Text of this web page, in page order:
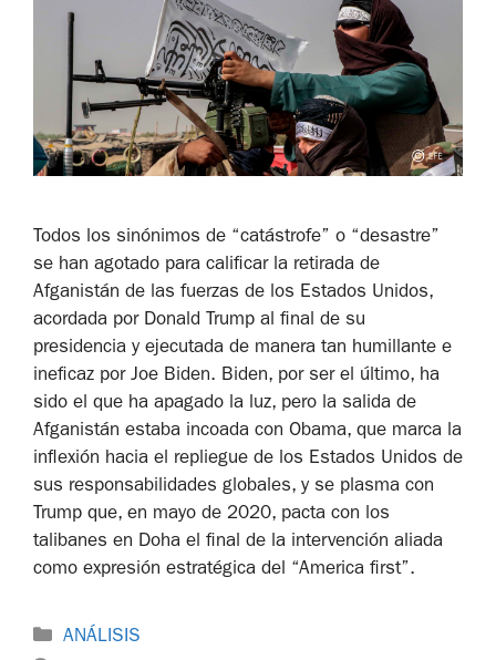
Todos los sinónimos de “catástrofe” o “desastre”
se han agotado para calificar la retirada de
Afganistán de las fuerzas de los Estados Unidos,
acordada por Donald Trump al final de su
presidencia y ejecutada de manera tan humillante e
ineficaz por Joe Biden. Biden, por ser el último, ha
sido el que ha apagado la luz, pero la salida de
Afganistán estaba incoada con Obama, que marca la
inflexión hacia el repliegue de los Estados Unidos de
sus responsabilidades globales, y se plasma con
Trump que, en mayo de 2020, pacta con los
talibanes en Doha el final de la intervención aliada
como expresión estratégica del “America first”.
ANÁLISIS